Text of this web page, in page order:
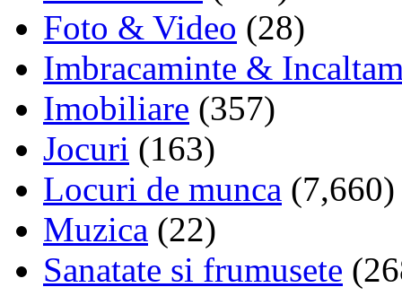
Foto & Video (28)
Imbracaminte &
Imobiliare (357)
Jocuri (163)
Locuri de munca (7,660)
Muzica (22)
Sanatate si frumusete